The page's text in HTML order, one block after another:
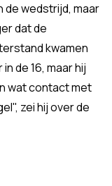
de wedstrijd, maar
dat de
kwamen
de 16, maar hij
wat contact met
zei hij over de